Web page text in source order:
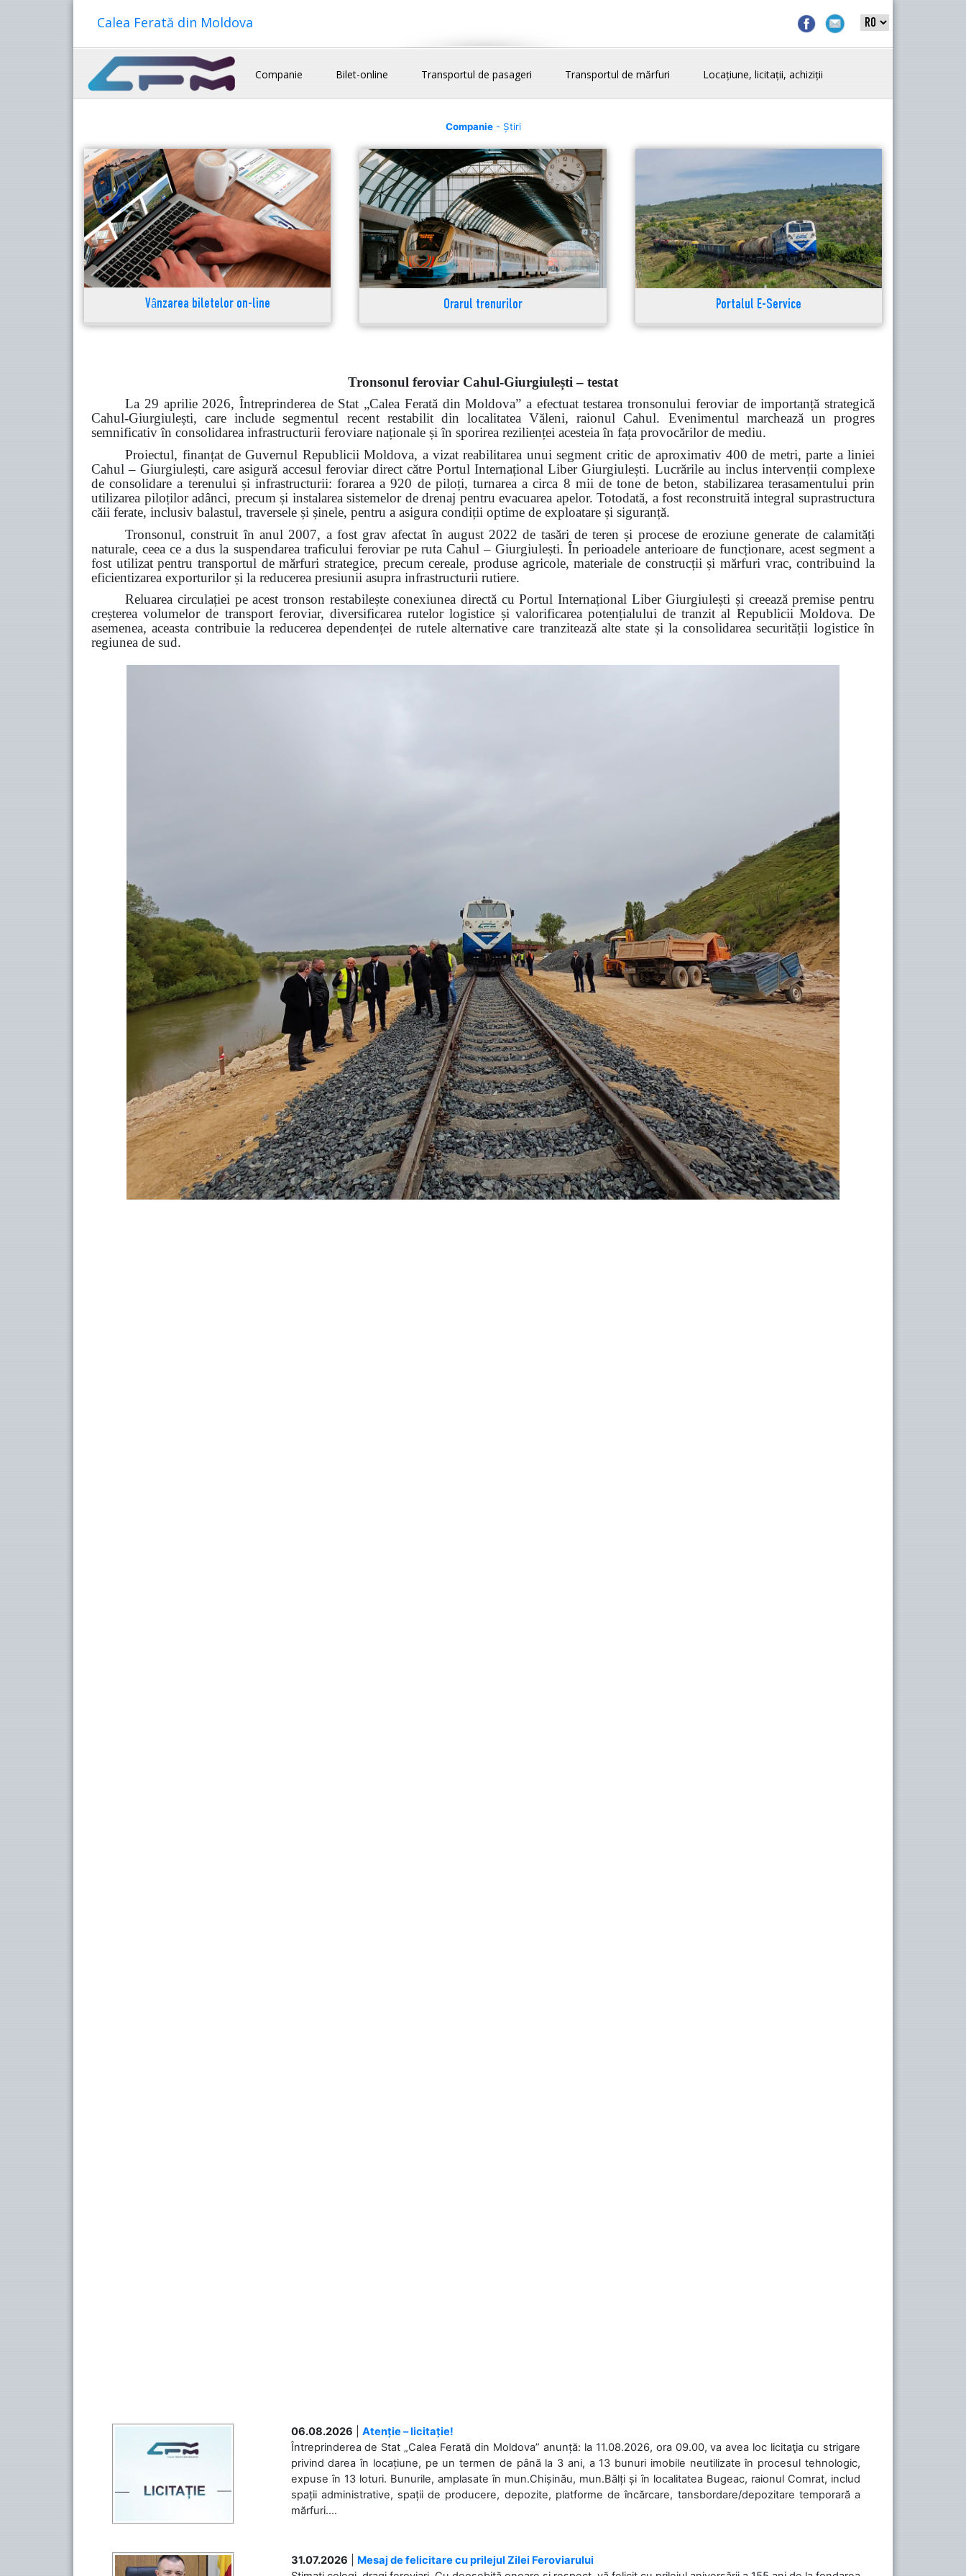
Calea Ferată din Moldova
Companie Bilet-online Transportul de pasageri Transportul de mărfuri Locațiune, licitații, achiziții
Companie- Știri
Vânzarea biletelor on-line Orarul trenurilor Portalul E-Service
Tronsonul feroviar Cahul-Giurgiulești – testat
La 29 aprilie 2026, Întreprinderea de Stat „Calea Ferată din Moldova” a efectuat testarea tronsonului feroviar de importanță strategică
Cahul-Giurgiulești, care include segmentul recent restabilit din localitatea Văleni, raionul Cahul. Evenimentul marchează un progres
semnificativ în consolidarea infrastructurii feroviare naționale și în sporirea rezilienței acesteia în fața provocărilor de mediu.
Proiectul, finanțat de Guvernul Republicii Moldova, a vizat reabilitarea unui segment critic de aproximativ 400 de metri, parte a liniei
Cahul – Giurgiulești, care asigură accesul feroviar direct către Portul Internațional Liber Giurgiulești. Lucrările au inclus intervenții complexe
de consolidare a terenului și infrastructurii: forarea a 920 de piloți, turnarea a circa 8 mii de tone de beton, stabilizarea terasamentului prin
utilizarea piloților adânci, precum și instalarea sistemelor de drenaj pentru evacuarea apelor. Totodată, a fost reconstruită integral suprastructura
căii ferate, inclusiv balastul, traversele și șinele, pentru a asigura condiții optime de exploatare și siguranță.
Tronsonul, construit în anul 2007, a fost grav afectat în august 2022 de tasări de teren și procese de eroziune generate de calamități
naturale, ceea ce a dus la suspendarea traficului feroviar pe ruta Cahul – Giurgiulești. În perioadele anterioare de funcționare, acest segment a
fost utilizat pentru transportul de mărfuri strategice, precum cereale, produse agricole, materiale de construcții și mărfuri vrac, contribuind la
eficientizarea exporturilor și la reducerea presiunii asupra infrastructurii rutiere.
Reluarea circulației pe acest tronson restabilește conexiunea directă cu Portul Internațional Liber Giurgiulești și creează premise pentru
creșterea volumelor de transport feroviar, diversificarea rutelor logistice și valorificarea potențialului de tranzit al Republicii Moldova. De
asemenea, aceasta contribuie la reducerea dependenței de rutele alternative care tranzitează alte state și la consolidarea securității logistice în
regiunea de sud.
06.08.2026
Atenție – licitație!
Întreprinderea de Stat „Calea Ferată din Moldova” anunță: la 11.08.2026, ora 09.00, va avea loc licitaţia cu strigare
privind darea în locațiune, pe un termen de până la 3 ani, a 13 bunuri imobile neutilizate în procesul tehnologic,
expuse în 13 loturi. Bunurile, amplasate în mun.Chișinău, mun.Bălți și în localitatea Bugeac, raionul Comrat, includ
spații administrative, spații de producere, depozite, platforme de încărcare, tansbordare/depozitare temporară a
mărfuri....
31.07.2026
Mesaj de felicitare cu prilejul Zilei Feroviarului